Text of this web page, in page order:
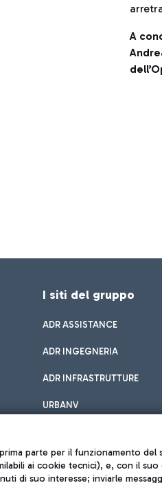
A
I siti del gruppo
ADR ASSISTANCE
ADR INGEGNERIA
ADR INFRASTRUTTURE
URBANV
parte per il funzionamento
ai cookie tecnici), e, con il
di suo interesse; inviarle